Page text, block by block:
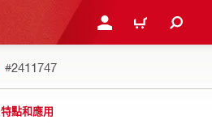
登入或註冊購物車
#2411747
特點和應用